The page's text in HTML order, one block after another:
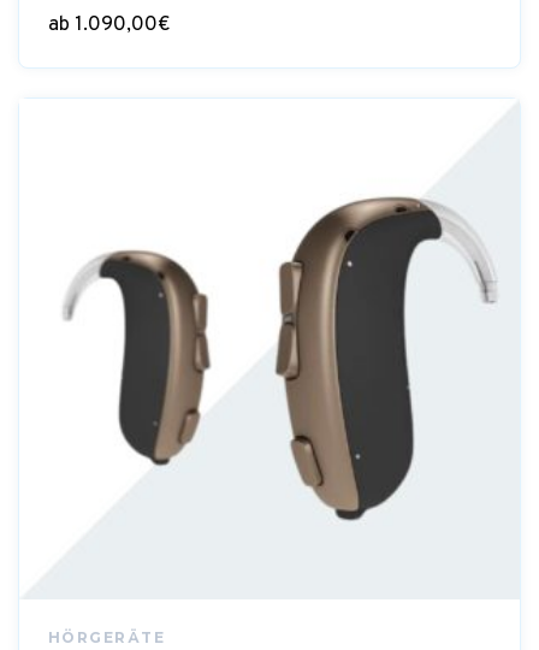
ab 1.090,00€